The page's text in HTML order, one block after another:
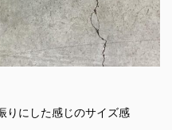
りにした感じのサイズ感